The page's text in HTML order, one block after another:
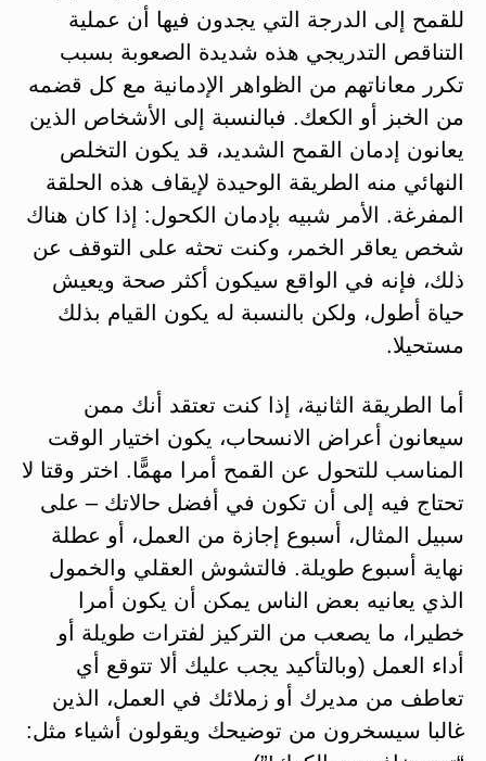
للقمح إلى الدرجة التي يجدون فيها أن عملية
التناقص التدريجي هذه شديدة الصعوبة بسبب
تكرر معاناتهم من الظواهر الإدمانية مع كل قضمه
من الخبز أو الكعك. فبالنسبة إلى الأشخاص الذين
يعانون إدمان القمح الشديد، قد يكون التخلص
النهائي منه الطريقة الوحيدة لإيقاف هذه الحلقة
المفرغة. الأمر شبيه بإدمان الكحول: إذا كان هناك
شخص يعاقر الخمر، وكنت تحثه على التوقف عن
ذلك، فإنه في الواقع سيكون أكثر صحة ويعيش
حياة أطول، ولكن بالنسبة له يكون القيام بذلك
مستحيلا.
أما الطريقة الثانية، إذا كنت تعتقد أنك ممن
سيعانون أعراض الانسحاب، يكون اختيار الوقت
المناسب للتحول عن القمح أمرا مهمًّا. اختر وقتا لا
تحتاج فيه إلى أن تكون في أفضل حالاتك – على
سبيل المثال، أسبوع إجازة من العمل، أو عطلة
نهاية أسبوع طويلة. فالتشوش العقلي والخمول
الذي يعانيه بعض الناس يمكن أن يكون أمرا
خطيرا، ما يصعب من التركيز لفترات طويلة أو
أداء العمل (وبالتأكيد يجب عليك ألا تتوقع أي
تعاطف من مديرك أو زملائك في العمل، الذين
غالبا سيسخرون من توضيحك ويقولون أشياء مثل: